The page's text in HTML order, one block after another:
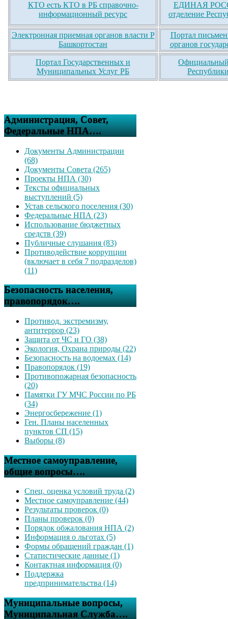
КТО есть КТО в РБ справочно-
информационный ресурс
ЕДИНАЯ
отделение
Электронная приемная органов власти Р
Башкортостан
Портал
органов
Портал Государственных и
Муниципальных Услуг РБ
Официальный
Администрация, Совет,
Федеральные НПА….
Документы Администрации
(68)
Документы Совета (265)
Проекты НПА (30)
Тексты официальных
выступлений (5)
Устав сельского поселения (30)
Федеральные НПА (23)
Использование бюджетных
средств (39)
Публичные слушания (83)
Противодействие коррупции
(включает в себя 7 подразделов)
(11)
Безопасность населения,
правопорядок….
Противод. экстремизму,
антитеррор (23)
Защита от ЧС и ГО (38)
Экология, Охрана природы (22)
Безопасность на водоемах (14)
Правопорядок (19)
Противопожарная безопасность
(20)
Памятки ГУ МЧС России по РБ
(34)
Энергосбережение (1)
Ген. Планы населенных
пунктов СП (15)
Выборы (8)
Местное самоуправление,
общие вопросы….
Спец. оценка условий труда (2)
Местное самоуправление (44)
Результаты проверок (0)
Планы проверок (0)
Порядок обжалования НПА (2)
Информация о льготах (5)
Формы обращений граждан (1)
Статистические данные (1)
Контактная информация (0)
Поддержка
предпринимательства (14)
Муниципальные вопросы,
Муниципальная Служба….